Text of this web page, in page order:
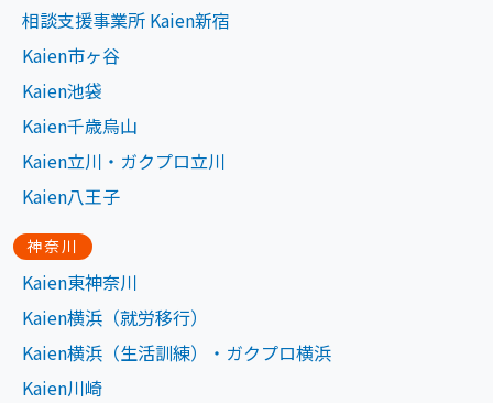
相談支援事業所 Kaien新宿
Kaien市ヶ谷
Kaien池袋
Kaien千歳烏山
Kaien立川・ガクプロ立川
Kaien八王子
神奈川
Kaien東神奈川
Kaien横浜（就労移行）
Kaien横浜（生活訓練）・ガクプロ横浜
Kaien川崎